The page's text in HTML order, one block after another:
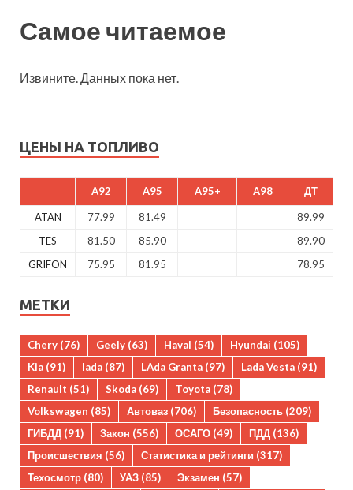
Самое читаемое
Извините. Данных пока нет.
ЦЕНЫ НА ТОПЛИВО
A92 A95 A95+ A98 ДТ
ATAN 77.99 81.49
89.99
TES
81.50 85.90
89.90
GRIFON
75.95 81.95 78.95
МЕТКИ
Chery (76) Geely (63) Haval (54) Hyundai (105)
Kia (91) lada (87) LAda Granta (97) Lada Vesta (91)
Renault (51) Skoda (69) Toyota (78)
Volkswagen (85) Автоваз (706) Безопасность (209)
ГИБДД (91) Закон (556) ОСАГО (49) ПДД (136)
Происшествия (56) Статистика и рейтинги (317)
Техосмотр (80) УАЗ (85) Экзамен (57)